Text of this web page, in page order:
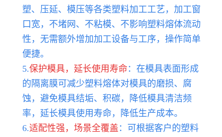
塑、压延、模压等各类塑料加工工艺，加工窗
口宽，不堵网、不粘模、不影响塑料熔体流动
性，无需额外增加加工设备与工序，操作简单
便捷。
5.保护模具，延长使用寿命：在模具表面形成
的隔离膜可减少塑料熔体对模具的磨损、腐
蚀，避免模具结垢、积碳，降低模具清洁频
率，延长模具使用寿命，降低生产成本。
6.适配性强，场景全覆盖 ：可根据客户的塑料